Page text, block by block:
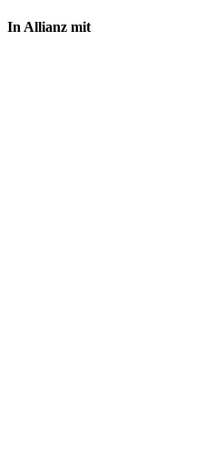
In Allianz mit